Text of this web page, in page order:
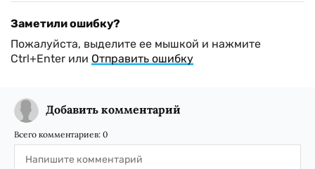
Заметили ошибку?
Пожалуйста, выделите ее мышкой и нажмите
Ctrl+Enter или Отправить ошибку
Добавить комментарий
Всего комментариев: 0